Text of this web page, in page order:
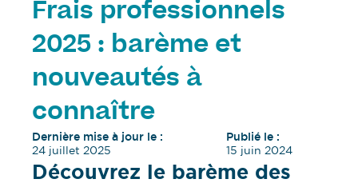
Frais professionnels
2025 : barème et
nouveautés à
connaître
Dernière mise à jour le :
24 juillet 2025
Publié le :
15 juin 2024
Découvrez le barème des